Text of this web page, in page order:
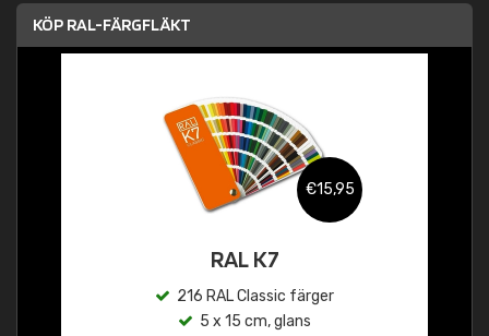
KÖP RAL-FÄRGFLÄKT
€15,95
RAL K7
216 RAL Classic färger
5 x 15 cm, glans